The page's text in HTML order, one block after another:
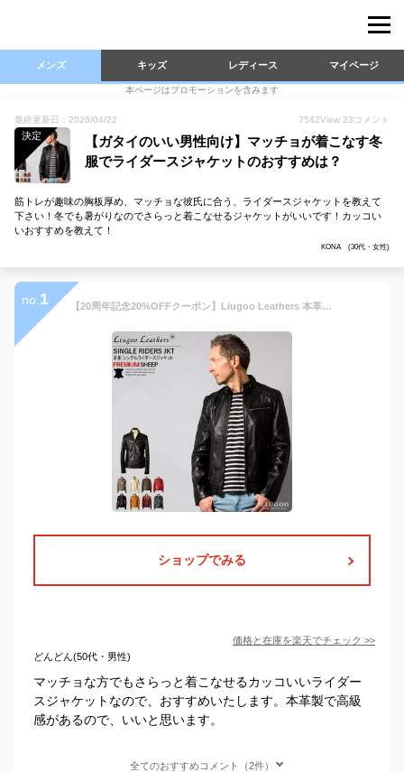
メンズ キッズ レディース マイページ
本ページはプロモーションを含みます
最終更新日：2026/04/22 7542View 23 コメント
決定
【ガタイのいい男性向け】マッチョが着こなす冬
服でライダースジャケットのおすすめは？
筋トレが趣味の胸板厚め、マッチョな彼氏に合う、ライダースジャケットを教えて
下さい！冬でも暑がりなのでさらっと着こなせるジャケットがいいです！カッコい
いおすすめを教えて！
KONA (30代・女性)
no. 1 【20周年記念20%OFFクーポン】Liugoo Leathers 本革 シングルライダースジャケット メンズ リューグーレザーズ SRS07 レザージャケット バイカージャケット 革ジャン 皮ジャン 本皮ジャンパー ライディング モーターサイクル ロッカーズ 海外発送可
ショップでみる
価格と在庫を楽天でチェック >>
どんどん(50代・男性)
マッチョな方でもさらっと着こなせるカッコいいライダー
スジャケットなので、おすすめいたします。本革製で高級
感があるので、いいと思います。
全てのおすすめコメント（2件）